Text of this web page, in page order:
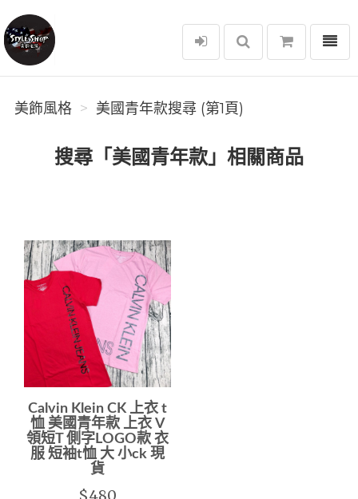
美飾風格
選單
美飾風格 美國青年款搜尋 (第1頁)
搜尋「美國青年款」相關商品
Calvin Klein CK 上衣 t
恤 美國青年款 上衣 V
領短T 側字LOGO款 衣
服 短袖t恤 大 小ck 現
貨